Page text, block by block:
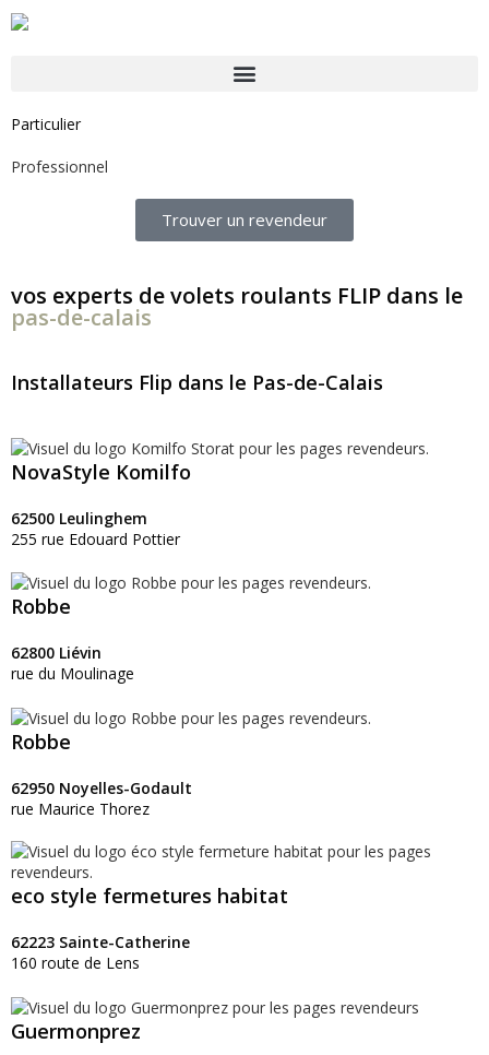
Particulier
Professionnel
Trouver un revendeur
vos experts de volets roulants FLIP dans le
pas-de-calais
Installateurs Flip dans le Pas-de-Calais
NovaStyle Komilfo
62500 Leulinghem
255 rue Edouard Pottier
Robbe
62800 Liévin
rue du Moulinage
Robbe
62950 Noyelles-Godault
rue Maurice Thorez
eco style fermetures habitat
62223 Sainte-Catherine
160 route de Lens
Guermonprez